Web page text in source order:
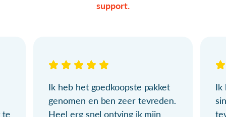
support.
te
Ik heb het goedkoopste pakket
genomen en ben zeer tevreden.
Heel erg snel ontving ik mijn
Ik